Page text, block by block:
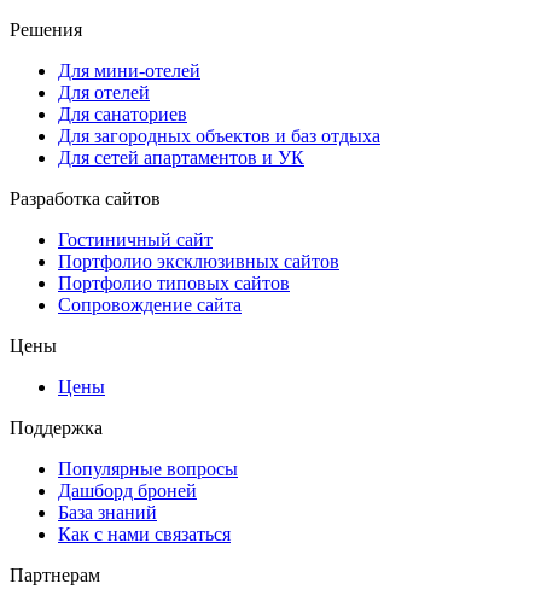
Решения
Для мини-отелей
Для отелей
Для санаториев
Для загородных объектов и баз отдыха
Для сетей апартаментов и УК
Разработка сайтов
Гостиничный сайт
Портфолио эксклюзивных сайтов
Портфолио типовых сайтов
Сопровождение сайта
Цены
Цены
Поддержка
Популярные вопросы
Дашборд броней
База знаний
Как с нами связаться
Партнерам